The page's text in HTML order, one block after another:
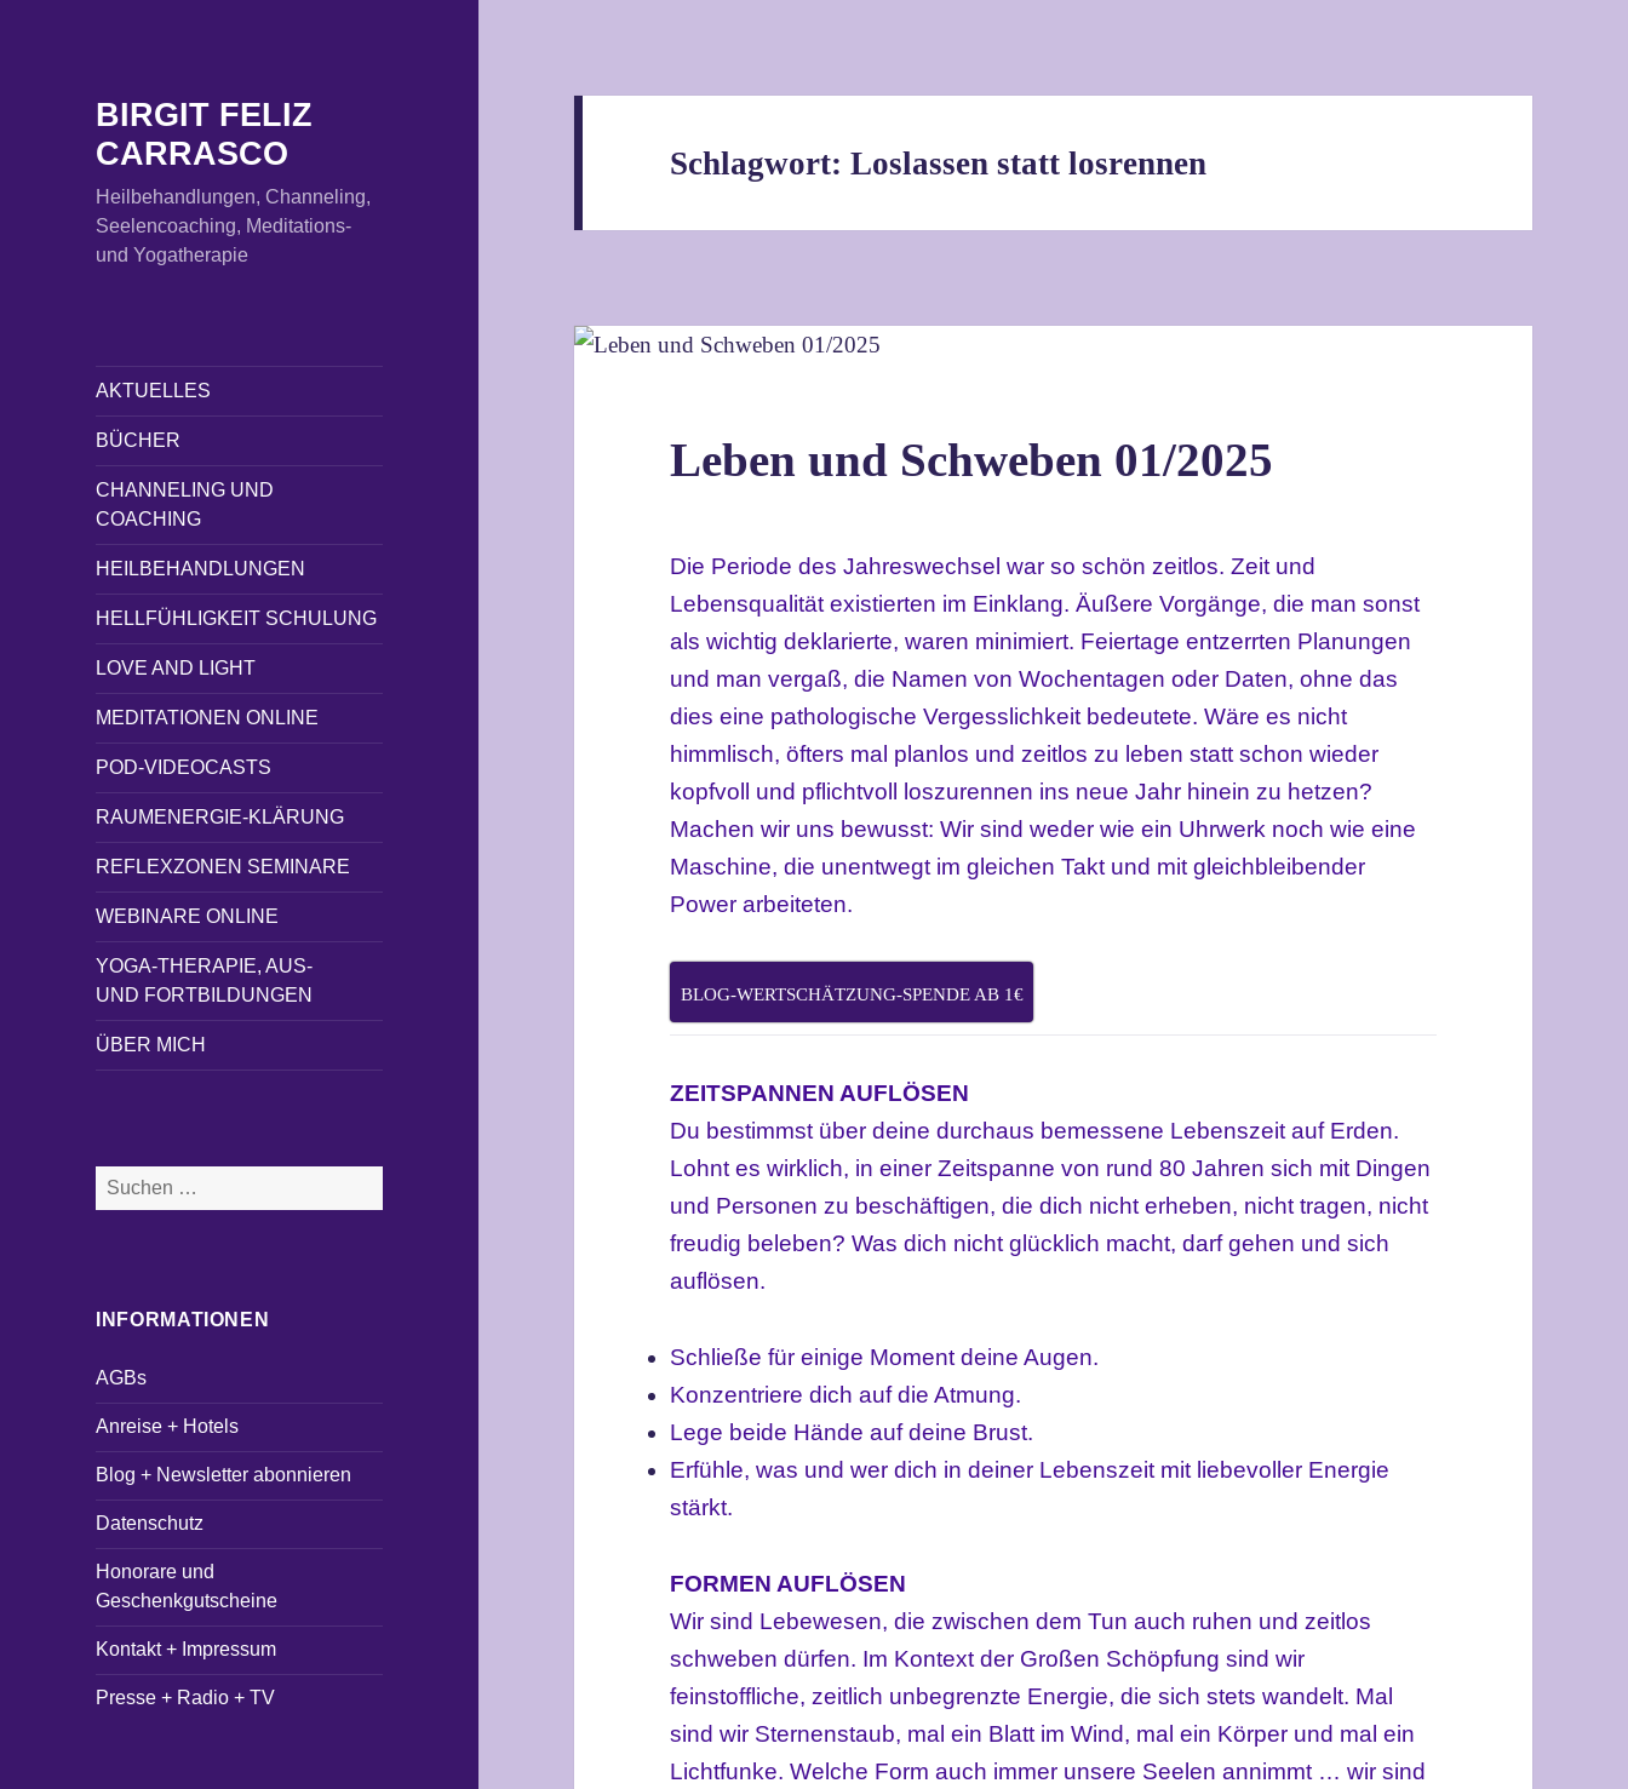
BIRGIT FELIZ
CARRASCO
Heilbehandlungen, Channeling,
Seelencoaching, Meditations-
und Yogatherapie
AKTUELLES
BÜCHER
CHANNELING UND
COACHING
HEILBEHANDLUNGEN
HELLFÜHLIGKEIT SCHULUNG
LOVE AND LIGHT
MEDITATIONEN ONLINE
POD-VIDEOCASTS
RAUMENERGIE-KLÄRUNG
REFLEXZONEN SEMINARE
WEBINARE ONLINE
YOGA-THERAPIE, AUS-
UND FORTBILDUNGEN
ÜBER MICH
Suchen
nach:
INFORMATIONEN
AGBs
Anreise + Hotels
Blog + Newsletter abonnieren
Datenschutz
Honorare und
Geschenkgutscheine
Kontakt + Impressum
Presse + Radio + TV
Schlagwort:Loslassen statt losrennen
Leben und Schweben 01/2025
Die Periode desJahreswechsel war so schön zeitlos.Zeit und
Lebensqualität existierten im Einklang.ÄußereVorgänge, die man sonst
als wichtig deklarierte, waren minimiert. Feiertage entzerrten Planungen
und man vergaß, die Namenvon Wochentagen oder Daten, ohne das
dies eine pathologische Vergesslichkeit bedeutete. Wäre es nicht
himmlisch, öfters mal planlos und zeitlos zu leben statt schon wieder
kopfvoll und pflichtvoll loszurennen ins neue Jahr hinein zu hetzen?
Machen wir uns bewusst: Wir sind weder wie ein Uhrwerk noch wie eine
Maschine, die unentwegt im gleichen Takt und mit gleichbleibender
Power arbeiteten.
BLOG-WERTSCHÄTZUNG-SPENDE AB 1€
ZEITSPANNEN AUFLÖSEN
Du bestimmst über deine durchaus bemessene Lebenszeit auf Erden.
Lohnt es wirklich, in einer Zeitspanne von rund 80 Jahren sich mit Dingen
und Personen zu beschäftigen, die dich nicht erheben, nicht tragen, nicht
freudig beleben? Was dich nicht glücklich macht, darf gehen und sich
auflösen.
Schließe für einige Moment deine Augen.
Konzentriere dich auf die Atmung.
Lege beide Hände auf deine Brust.
Erfühle, was und wer dich in deiner Lebenszeit mit liebevoller Energie
stärkt.
FORMEN AUFLÖSEN
Wir sind Lebewesen,die zwischen dem Tun auch ruhen und zeitlos
schwebendürfen. Im Kontext der Großen Schöpfung sind wir
feinstoffliche, zeitlich unbegrenzte Energie, die sich stets wandelt. Mal
sind wir Sternenstaub, mal ein Blatt im Wind, mal ein Körper und mal ein
Lichtfunke. Welche Form auch immer unsere Seelen annimmt … wir sind